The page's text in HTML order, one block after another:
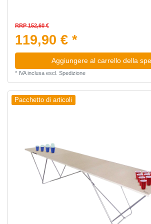
RRP 152,60 €
119,90 € *
Aggiungere al carrello della
* IVA inclusaescl. Spedizione
Pacchetto di articoli